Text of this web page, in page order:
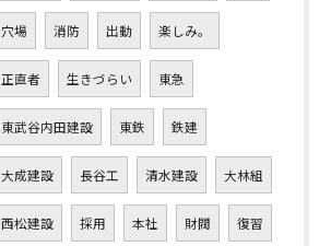
穴場 消防 出動 楽しみ。
正直者 生きづらい 東急
東武谷内田建設 東鉄 鉄建
大成建設 長谷工 清水建設 大林組
西松建設 採用 本社 財閥 復習